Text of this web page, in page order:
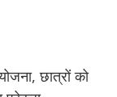
छात्रों को